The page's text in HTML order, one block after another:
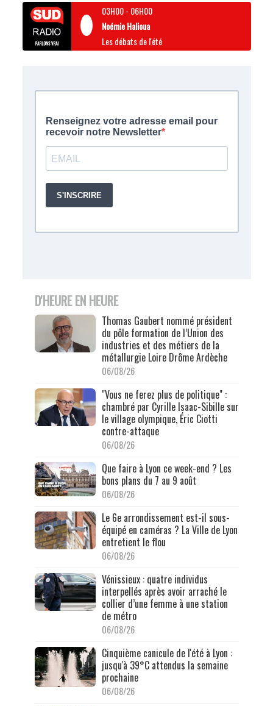
03H00- 06H00
Noémie Halioua
Les débats de l'été
D'HEURE EN HEURE
Thomas Gaubert nommé président
du pôle formation de l’Union des
industries et des métiers de la
métallurgie Loire Drôme Ardèche
06/08/26
"Vous ne ferez plus de politique" :
chambré par Cyrille Isaac-Sibille sur
le village olympique, Éric Ciotti
contre-attaque
06/08/26
Que faire à Lyon ce week-end ? Les
bons plans du 7 au 9 août
06/08/26
Le 6e arrondissement est-il sous-
équipé en caméras ? La Ville de Lyon
entretient le flou
06/08/26
Vénissieux : quatre individus
interpellés après avoir arraché le
collier d’une femme à une station
de métro
06/08/26
Cinquième canicule de l'été à Lyon :
jusqu'à 39°C attendus la semaine
prochaine
06/08/26